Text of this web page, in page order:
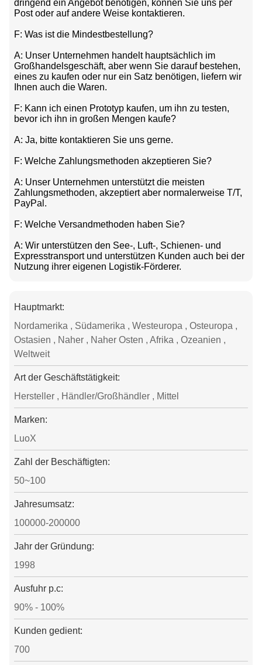
dringend ein Angebot benötigen, können Sie uns per
Post oder auf andere Weise kontaktieren.
F: Was ist die Mindestbestellung?
A: Unser Unternehmen handelt hauptsächlich im
Großhandelsgeschäft, aber wenn Sie darauf bestehen,
eines zu kaufen oder nur ein Satz benötigen, liefern wir
Ihnen auch die Waren.
F: Kann ich einen Prototyp kaufen, um ihn zu testen,
bevor ich ihn in großen Mengen kaufe?
A: Ja, bitte kontaktieren Sie uns gerne.
F: Welche Zahlungsmethoden akzeptieren Sie?
A: Unser Unternehmen unterstützt die meisten
Zahlungsmethoden, akzeptiert aber normalerweise T/T,
PayPal.
F: Welche Versandmethoden haben Sie?
A: Wir unterstützen den See-, Luft-, Schienen- und
Expresstransport und unterstützen Kunden auch bei der
Nutzung ihrer eigenen Logistik-Förderer.
Hauptmarkt:
Nordamerika , Südamerika , Westeuropa , Osteuropa ,
Ostasien , Naher , Naher Osten , Afrika , Ozeanien ,
Weltweit
Art der Geschäftstätigkeit:
Hersteller , Händler/Großhändler , Mittel
Marken:
LuoX
Zahl der Beschäftigten:
50~100
Jahresumsatz:
100000-200000
Jahr der Gründung:
1998
Ausfuhr p.c:
90% - 100%
Kunden gedient:
700